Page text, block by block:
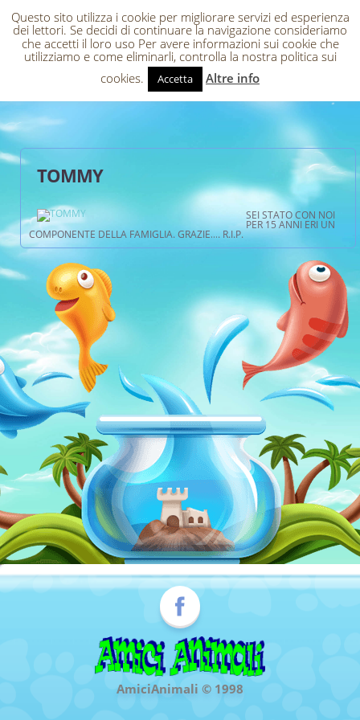
TOMMY
SEI STATO CON NOI
PER 15 ANNI ERI UN
COMPONENTE DELLA FAMIGLIA. GRAZIE…. R.I.P.
AmiciAnimali © 1998
Questo sito utilizza i cookie per migliorare servizi ed esperienza
dei lettori. Se decidi di continuare la navigazione consideriamo
che accetti il loro uso Per avere informazioni sui cookie che
utilizziamo e come eliminarli, controlla la nostra politica sui
cookies.
Accetta Altre info